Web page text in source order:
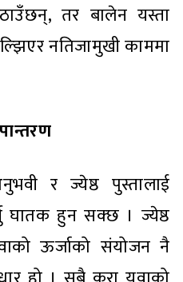
तर बालेन यस्ता
नतिजामुखी काममा
र ज्येष्ठ पुस्तालाई
घातक हुन सक्छ । ज्येष्ठ
ऊर्जाको संयोजन नै